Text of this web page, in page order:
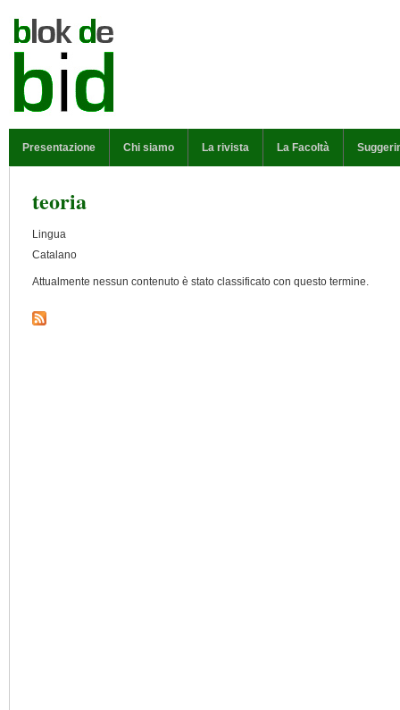
Presentazione Chi siamo La rivista La Facoltà
teoria
Lingua
Catalano
Attualmente nessun contenuto è stato classificato con questo termine.